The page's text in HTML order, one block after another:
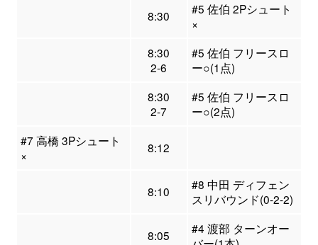
8:30
#5 佐伯 2Pシュート
×
8:30
2-6
#5 佐伯 フリースロ
ー○(1点)
8:30
2-7
#5 佐伯 フリースロ
ー○(2点)
#7 高橋 3Pシュート
×
8:12
8:10
#8 中田 ディフェン
スリバウンド(0-2-2)
8:05
#4 渡部 ターンオー